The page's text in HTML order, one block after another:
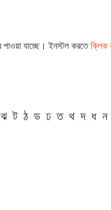
যাচ্ছে। ইনস্টল করতেক্লিক
ঝ ট ঠ ড ঢ ত থ দ ধ ন